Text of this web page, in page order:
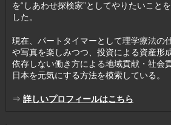
を“しあわせ探検家”としてやりたいこと
した。
現在、パートタイマーとして理学療法の
や写真を楽しみつつ、投資による資産形
依存しない働き方による地域貢献・社会
日本を元気にする方法を模索している。
⇒ 詳しいプロフィールはこちら